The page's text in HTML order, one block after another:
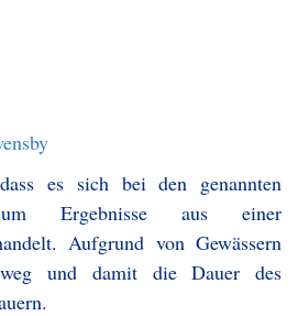
es sich bei den genannten
um Ergebnisse aus einer
Aufgrund von Gewässern
und damit die Dauer des